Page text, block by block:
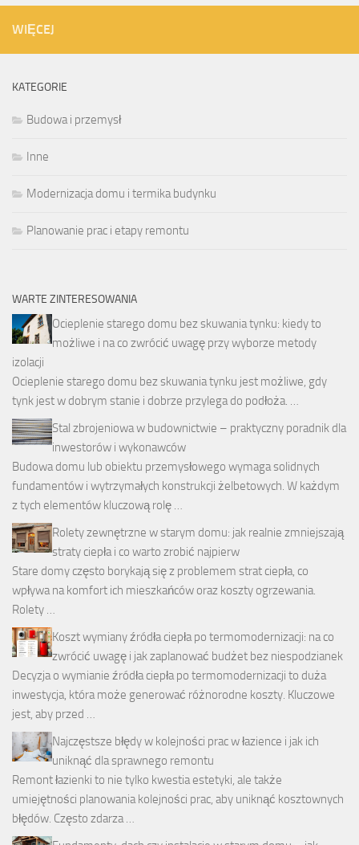
WIĘCEJ
KATEGORIE
Budowa i przemysł
Inne
Modernizacja domu i termika budynku
Planowanie prac i etapy remontu
WARTE ZINTERESOWANIA
Ocieplenie starego domu bez skuwania tynku: kiedy to
możliwe i na co zwrócić uwagę przy wyborze metody
izolacji
Ocieplenie starego domu bez skuwania tynku jest możliwe, gdy
tynk jest w dobrym stanie i dobrze przylega do podłoża. …
Stal zbrojeniowa w budownictwie – praktyczny poradnik dla
inwestorów i wykonawców
Budowa domu lub obiektu przemysłowego wymaga solidnych
fundamentów i wytrzymałych konstrukcji żelbetowych. W każdym
z tych elementów kluczową rolę …
Rolety zewnętrzne w starym domu: jak realnie zmniejszają
straty ciepła i co warto zrobić najpierw
Stare domy często borykają się z problemem strat ciepła, co
wpływa na komfort ich mieszkańców oraz koszty ogrzewania.
Rolety …
Koszt wymiany źródła ciepła po termomodernizacji: na co
zwrócić uwagę i jak zaplanować budżet bez niespodzianek
Decyzja o wymianie źródła ciepła po termomodernizacji to duża
inwestycja, która może generować różnorodne koszty. Kluczowe
jest, aby przed …
Najczęstsze błędy w kolejności prac w łazience i jak ich
uniknąć dla sprawnego remontu
Remont łazienki to nie tylko kwestia estetyki, ale także
umiejętności planowania kolejności prac, aby uniknąć kosztownych
błędów. Często zdarza …